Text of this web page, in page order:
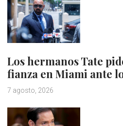
Los hermanos Tate
fianza en Miami ante
7 agosto, 2026